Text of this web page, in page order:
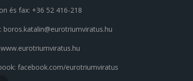
és fax: +36 52 416-218
boros.katalin@eurotriumviratus.hu
facebook.com/eurotriumviratus